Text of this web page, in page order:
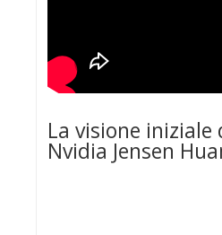
La visione
Nvidia Jensen